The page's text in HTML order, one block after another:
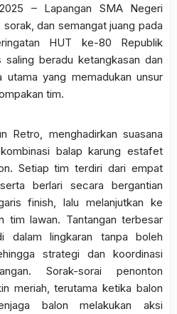
– Lapangan SMA Negeri
dan semangat juang pada
HUT ke-80 Republik
saling beradu ketangkasan dan
yang memadukan unsur
tim.
Retro, menghadirkan suasana
balap karung estafet
Setiap tim terdiri dari empat
berlari secara bergantian
finish, lalu melanjutkan ke
tim lawan. Tantangan terbesar
dalam lingkaran tanpa boleh
strategi dan koordinasi
Sorak-sorai penonton
meriah, terutama ketika balon
balon melakukan aksi